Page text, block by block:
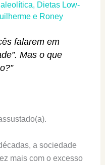
, Dietas Low-
e Roney
falarem em
Mas o que
a sociedade
mais com o excesso